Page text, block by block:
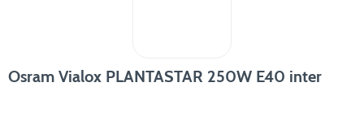
Osram Vialox PLANTASTAR 250W E40 inter